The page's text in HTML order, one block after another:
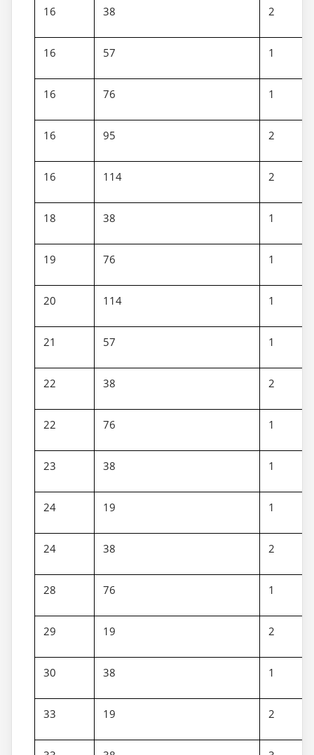
16 38 2
16 57 1
16 76 1
16 95 2
16 114 2
18 38 1
19 76 1
20 114 1
21 57 1
22 38 2
22 76 1
23 38 1
24 19 1
24 38 2
28 76 1
29 19 2
30 38 1
33 19 2